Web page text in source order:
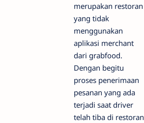
merupakan restoran
yang tidak
menggunakan
aplikasi merchant
dari grabfood.
Dengan begitu
proses penerimaan
pesanan yang ada
terjadi saat driver
telah tiba di restoran